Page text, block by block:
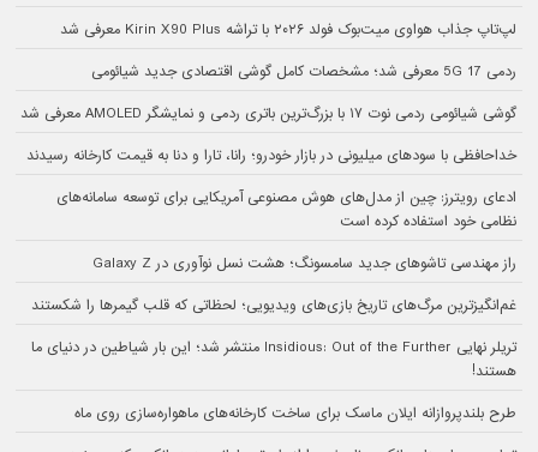
لپ‌تاپ جذاب هواوی میت‌بوک فولد ۲۰۲۶ با تراشه Kirin X90 Plus معرفی شد
ردمی 17 5G معرفی شد؛ مشخصات کامل گوشی اقتصادی جدید شیائومی
گوشی شیائومی ردمی نوت ۱۷ با بزرگ‌ترین باتری ردمی و نمایشگر AMOLED معرفی شد
خداحافظی با سودهای میلیونی در بازار خودرو؛ رانا، تارا و دنا به قیمت کارخانه رسیدند
ادعای رویترز: چین از مدل‌های هوش مصنوعی آمریکایی برای توسعه سامانه‌های
نظامی خود استفاده کرده است
راز مهندسی تاشوهای جدید سامسونگ؛ هشت نسل نوآوری در Galaxy Z
غم‌انگیزترین مرگ‌های تاریخ بازی‌های ویدیویی؛ لحظاتی که قلب گیمرها را شکستند
تریلر نهایی Insidious: Out of the Further منتشر شد؛ این بار شیاطین در دنیای ما
هستند!
طرح بلندپروازانه ایلان ماسک برای ساخت کارخانه‌های ماهواره‌سازی روی ماه